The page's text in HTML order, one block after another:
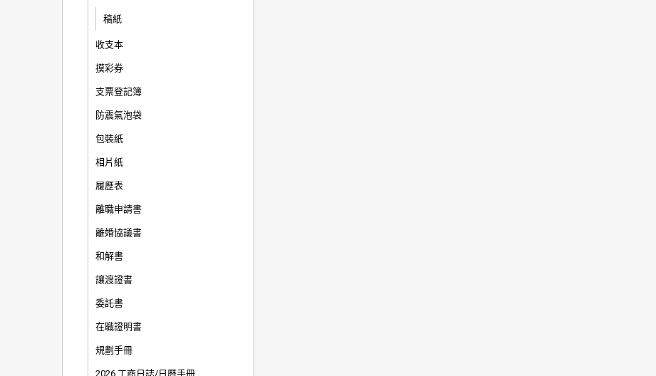
稿紙
收支本
摸彩券
支票登記簿
防震氣泡袋
包裝紙
相片紙
履歷表
離職申請書
離婚協議書
和解書
讓渡證書
委託書
在職證明書
規劃手冊
2026 工商日誌/日曆手冊